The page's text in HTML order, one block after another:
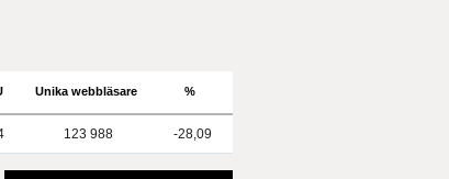
Unika webbläsare %
123 988 -28,09